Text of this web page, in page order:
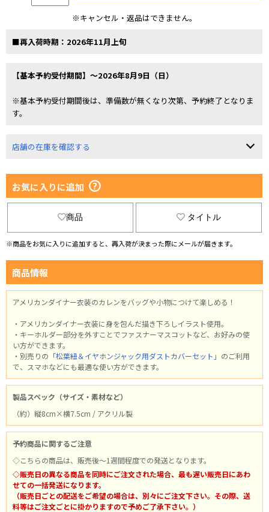
※キャンセル・返品はできません。
■再入荷時期：2026年11月上旬
【基本予約受付期間】～2026年8月9日（日）
※基本予約受付期間後は、準備数が無くなり次第、予約終了となりま
す。
店舗の在庫を確認する
お気に入りに追加
商品 タイトル
※商品をお気に入りに追加すると、再入荷が決まった際にメールが届きます。
商品情報
アメリカンダイナー衣装のカレンをバッグや小物につけて楽しめる！
・アメリカンダイナー衣装に身を包んだ描き下ろしイラスト使用。
・キーホルダー部分を外すことでファスナーマスコットなど、お好みの使
い方ができます。
・別売りの 「松葉紐＆イヤホンジャック用ダストカバーセット」 のご利用
で、スマホなどにも最適な使い方ができます。
製品スペック（サイズ・素材など）
（約）縦8cm×横7.5cm / アクリル製
予約商品に関するご注意
◇こちらの商品は、販売後～1週間程度での発送となります。
◇販売日の異なる商品を同時にご注文された場合、最も遅い販売日にあわ
せての一括発送になります。
（販売日ごとの配送をご希望の場合は、別々にご注文下さい。その際、送
料等はご注文ごとに掛かりますので予めご了承下さい。）